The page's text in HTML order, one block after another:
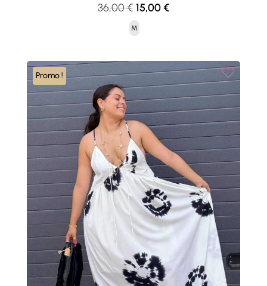
36,00€ Le
prix
initial
36,00 €.
15,00€Le
15,00 €.
M
Promo !